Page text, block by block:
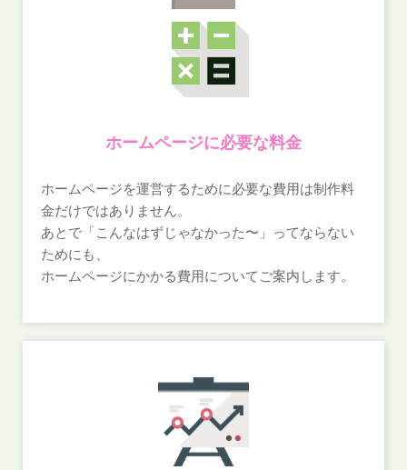
the Dun & Bradstreet D-U-N-S® Numberの取得はお済み
でしょうか？海外との取引やスマートフォンアプリの公開
の際に必要となってきます。登録サポートを行っています
米Twitter社による「Premium v1.1 API」の提供が非推奨
になりました。これにより、同APIを利用したサービスが
既に停止しています。引き続き「Twitter」のAPIへアクセ
スするには、新しいプログラムに移行する必要がありま
早急な対応が必要です。
ホームページに必要な料金
ホームページを運営するために必要な費用は制作料
金だけではありません。
あとで「こんなはずじゃなかった〜」ってならない
ためにも、
ホームページにかかる費用についてご案内します。